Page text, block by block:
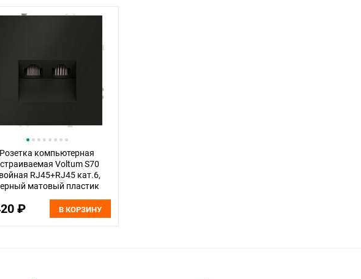
Розетка компьютерная
Voltum S70
RJ45+RJ45 кат.6,
матовый пластик
₽ В КОРЗИНУ